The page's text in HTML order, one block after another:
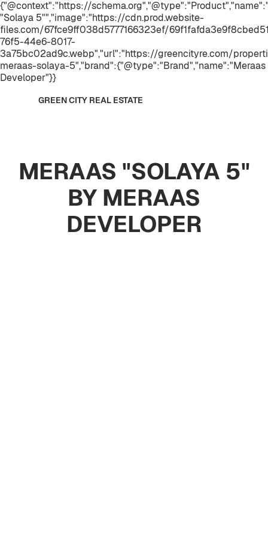
{"@context":"https://
"Solaya 5"","image":"https://cdn.prod.website-
files.com/67fce9ff038d5777166323ef/
76f5-44e6-8017-
3a75bc02ad9c.webp","url":"https://greencityre.com/
meraas-solaya-5","brand":{"@type":"Brand","name":"Meraas
Developer"}}
GREEN CITY REAL ESTATE
MERAAS "SOLAYA 5"
BY MERAAS
DEVELOPER